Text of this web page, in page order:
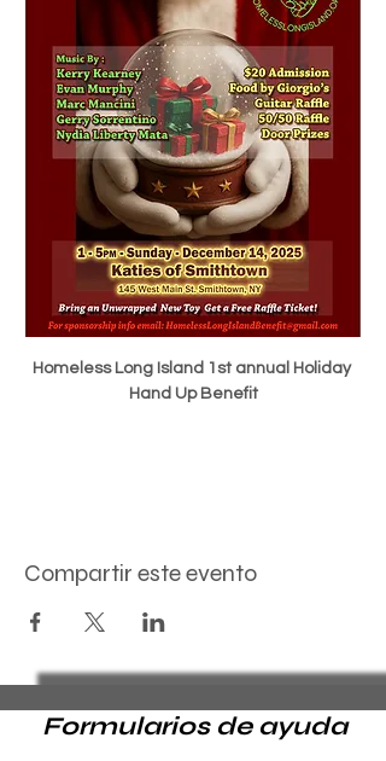
Homeless Long Island 1st annual Holiday
Hand Up Benefit
Compartir este evento
Formularios de ayuda